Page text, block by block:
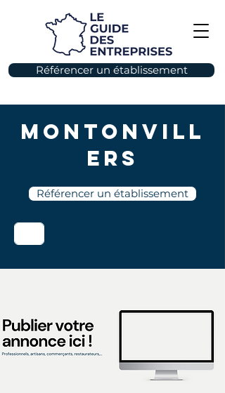
Référencer un établissement
Montonvill
ers
Référencer un établissement